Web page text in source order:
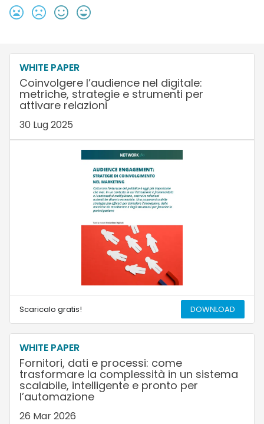
WHITE PAPER
Coinvolgere l’audience nel digitale:
metriche, strategie e strumenti per
attivare relazioni
30 Lug 2025
Scaricalo gratis! DOWNLOAD
WHITE PAPER
Fornitori, dati e processi: come
trasformare la complessità in un sistema
scalabile, intelligente e pronto per
l’automazione
26 Mar 2026